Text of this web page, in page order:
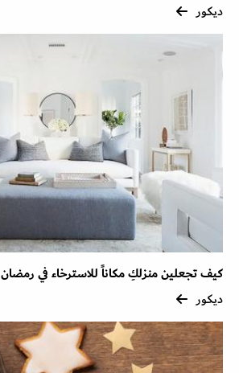
ديكور
كيف تجعلين منزلكِ مكاناً للاسترخاء في رمضان
ديكور